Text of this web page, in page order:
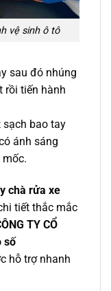
vệ sinh ô tô
sau đó nhúng
rồi tiến hành
sạch bao tay
ánh sáng
chà rửa xe
tiết thắc mắc
TY CỔ
số
hỗ trợ nhanh